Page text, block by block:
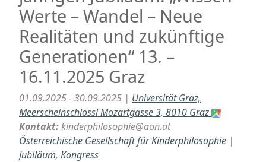
Werte – Wandel – Neue
Realitäten und zukünftige
Generationen“ 13. –
16.11.2025 Graz
01.09.2025 - 30.09.2025 | Universität Graz,
Meerscheinschlössl Mozartgasse 3, 8010 Graz
Kontakt:kinderphilosophie@aon.at
Österreichische Gesellschaft für Kinderphilosophie |
Jubiläum, Kongress